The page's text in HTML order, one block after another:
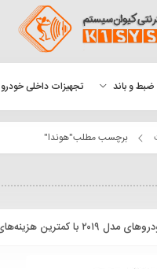
ضبط و باند تجهیزات داخلی خودرو
برچسب مطلب"هوندا"
مدل ۲۰۱۹ با کمترین هزینه‌های نگه‌داری